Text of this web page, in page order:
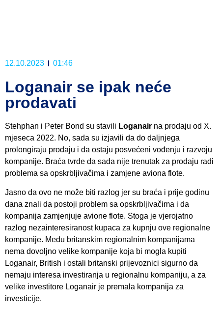
12.10.2023 01:46
Loganair se ipak neće
prodavati
Stehphan i Peter Bond su stavili Loganair na prodaju od X.
mjeseca 2022. No, sada su izjavili da do daljnjega
prolongiraju prodaju i da ostaju posvećeni vođenju i razvoju
kompanije. Braća tvrde da sada nije trenutak za prodaju radi
problema sa opskrbljivačima i zamjene aviona flote.
Jasno da ovo ne može biti razlog jer su braća i prije godinu
dana znali da postoji problem sa opskrbljivačima i da
kompanija zamjenjuje avione flote. Stoga je vjerojatno
razlog nezainteresiranost kupaca za kupnju ove regionalne
kompanije. Među britanskim regionalnim kompanijama
nema dovoljno velike kompanije koja bi mogla kupiti
Loganair, British i ostali britanski prijevoznici sigurno da
nemaju interesa investiranja u regionalnu kompaniju, a za
velike investitore Loganair je premala kompanija za
investicije.